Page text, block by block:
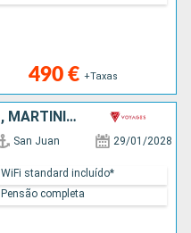
490 € +Taxas
SÃO MARTINHO, BARBADOS, MARTINICA, SÃO TOMÁS, PORTO RICO
San Juan 29/01/2028
WiFi standard incluído*
Pensão completa